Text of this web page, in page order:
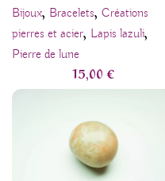
Bijoux, Bracelets, Créations
pierres et acier, Lapis lazuli,
Pierre de lune
15,00€